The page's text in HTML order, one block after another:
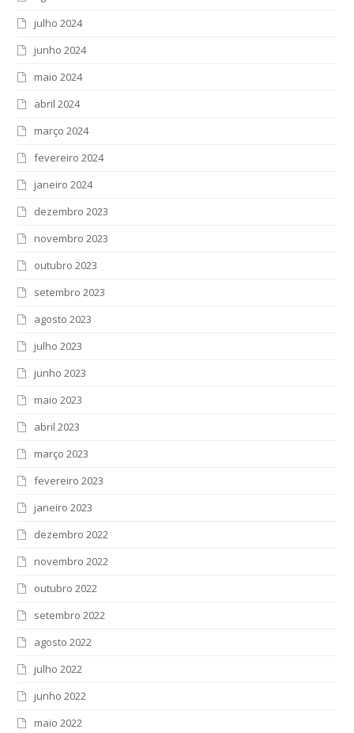
julho 2024
junho 2024
maio 2024
abril 2024
março 2024
fevereiro 2024
janeiro 2024
dezembro 2023
novembro 2023
outubro 2023
setembro 2023
agosto 2023
julho 2023
junho 2023
maio 2023
abril 2023
março 2023
fevereiro 2023
janeiro 2023
dezembro 2022
novembro 2022
outubro 2022
setembro 2022
agosto 2022
julho 2022
junho 2022
maio 2022